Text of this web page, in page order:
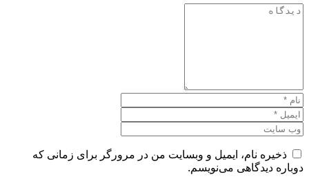
ذخیره نام، ایمیل و وبسایت من در مرورگر برای زمانی که
دوباره دیدگاهی می‌نویسم.